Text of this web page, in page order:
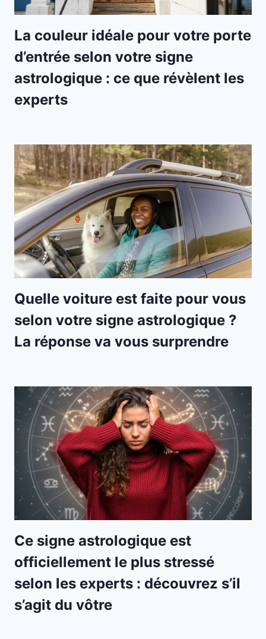
La couleur idéale pour votre porte
d’entrée selon votre signe
astrologique : ce que révèlent les
experts
Quelle voiture est faite pour vous
selon votre signe astrologique ?
La réponse va vous surprendre
Ce signe astrologique est
officiellement le plus stressé
selon les experts : découvrez s’il
s’agit du vôtre